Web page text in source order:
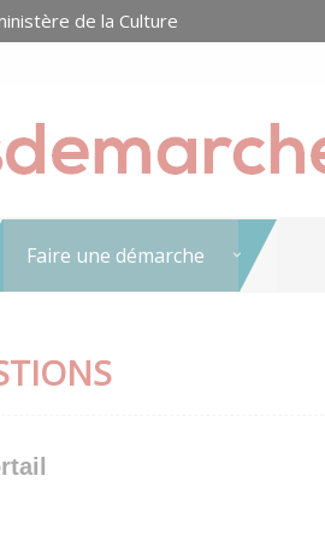
de la Culture
Faire une démarche